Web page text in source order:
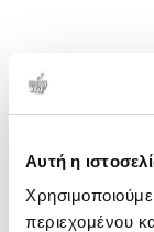
Αυτή η
περιεχομένου